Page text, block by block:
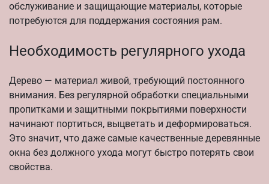
обслуживание и защищающие материалы, которые
потребуются для поддержания состояния рам.
Необходимость регулярного ухода
Дерево — материал живой, требующий постоянного
внимания. Без регулярной обработки специальными
пропитками и защитными покрытиями поверхности
начинают портиться, выцветать и деформироваться.
Это значит, что даже самые качественные деревянные
окна без должного ухода могут быстро потерять свои
свойства.